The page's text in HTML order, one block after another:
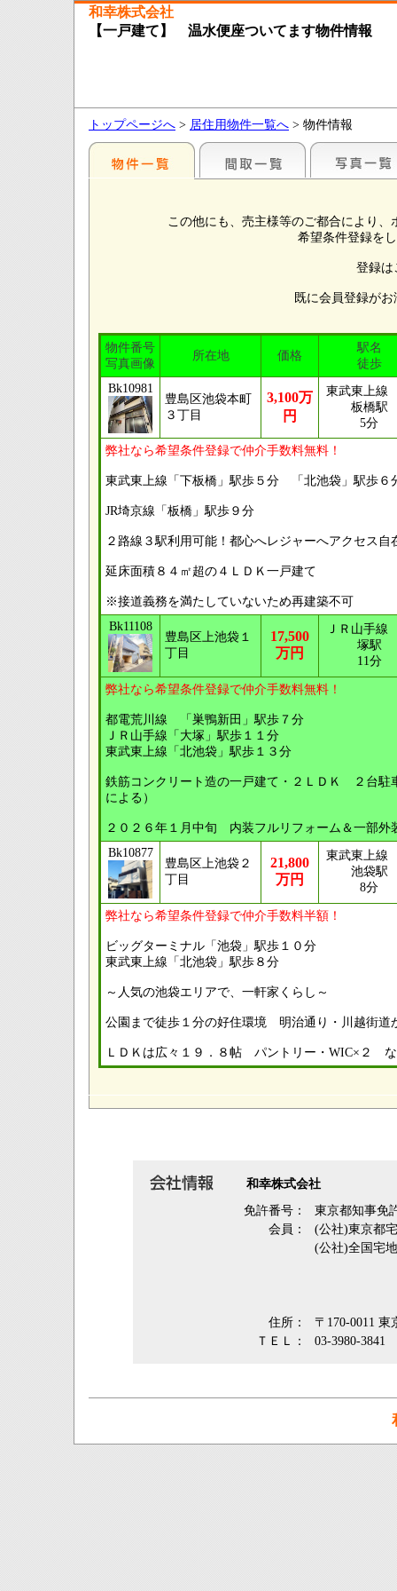
和幸株式会社
【一戸建て】 温水便座ついてます物件情報
トップページへ > 居住用物件一覧へ > 物件情報
この他にも、売主様等のご都合により
希望条件登録を
登録
既に会員登録が
物件番号
写真画像
所在地 価格
駅名
徒歩
Bk10981
豊島区池袋本町
３丁目
3,100万
円
東武東上
板橋駅
5分
弊社なら希望条件登録で仲介手数料無料！
東武東上線「下板橋」駅歩５分 「北池袋」駅歩
JR埼京線「板橋」駅歩９分
２路線３駅利用可能！都心へレジャーへアクセス自
延床面積８４㎡超の４ＬＤＫ一戸建て
※接道義務を満たしていないため再建築不可
Bk11108
豊島区上池袋１
丁目
17,500
万円
ＪＲ山手
塚駅
11分
弊社なら希望条件登録で仲介手数料無料！
都電荒川線 「巣鴨新田」駅歩７分
ＪＲ山手線「大塚」駅歩１１分
東武東上線「北池袋」駅歩１３分
鉄筋コンクリート造の一戸建て・２ＬＤＫ ２台駐
による）
２０２６年１月中旬 内装フルリフォーム＆一部外
Bk10877
豊島区上池袋２
丁目
21,800
万円
東武東上
池袋駅
8分
弊社なら希望条件登録で仲介手数料半額！
ビッグターミナル「池袋」駅歩１０分
東武東上線「北池袋」駅歩８分
～人気の池袋エリアで、一軒家くらし～
公園まで徒歩１分の好住環境 明治通り・川越街道
ＬＤＫは広々１９．８帖 パントリー・WIC×２
和幸株式会社
免許番号：
東京都知事免
会員：
(公社)東京都
(公社)全国宅
住所：
〒170-0011
ＴＥＬ：
03-3980-3841